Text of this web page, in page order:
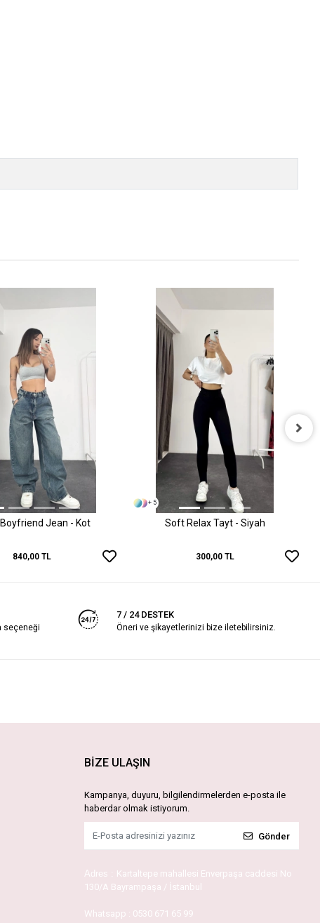
Jean - Kot
840,00 TL
+ 5
Soft Relax Tayt - Siyah
300,00 TL
seçeneği
7 / 24 DESTEK
Öneri ve şikayetlerinizi bize iletebilirsiniz.
BİZE ULAŞIN
Kampanya, duyuru, bilgilendirmelerden e-posta ile
haberdar olmak istiyorum.
Gönder
Adres : Kartaltepe mahallesi Enverpaşa caddesi No
130/A Bayrampaşa / İstanbul
Whatsapp : 0530 671 65 99